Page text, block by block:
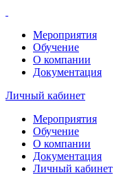
Мероприятия
Обучение
О компании
Документация
Личный кабинет
Мероприятия
Обучение
О компании
Документация
Личный кабинет